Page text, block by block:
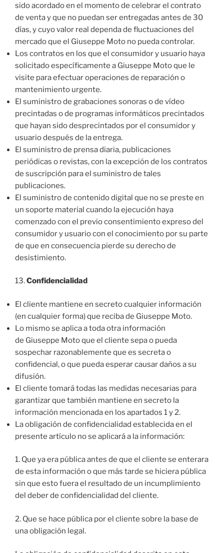
sido acordado en el momento de celebrar el contrato
de venta y que no puedan ser entregadas antes de 30
días, y cuyo valor real dependa de fluctuaciones del
mercado que el Giuseppe Moto no pueda controlar.
Los contratos en los que el consumidor y usuario haya
solicitado específicamente a Giuseppe Moto que le
visite para efectuar operaciones de reparación o
mantenimiento urgente.
El suministro de grabaciones sonoras o de vídeo
precintadas o de programas informáticos precintados
que hayan sido desprecintados por el consumidor y
usuario después de la entrega.
El suministro de prensa diaria, publicaciones
periódicas o revistas, con la excepción de los contratos
de suscripción para el suministro de tales
publicaciones.
El suministro de contenido digital que no se preste en
un soporte material cuando la ejecución haya
comenzado con el previo consentimiento expreso del
consumidor y usuario con el conocimiento por su parte
de que en consecuencia pierde su derecho de
desistimiento.
13.Confidencialidad
El cliente mantiene en secreto cualquier información
(en cualquier forma) que reciba de Giuseppe Moto.
Lo mismo se aplica a toda otra información
de Giuseppe Moto que el cliente sepa o pueda
sospechar razonablemente que es secreta o
confidencial, o que pueda esperar causar daños a su
difusión.
El cliente tomará todas las medidas necesarias para
garantizar que también mantiene en secreto la
información mencionada en los apartados 1 y 2.
La obligación de confidencialidad establecida en el
presente artículo no se aplicará a la información:
1. Que ya era pública antes de que el cliente se enterara
de esta información o que más tarde se hiciera pública
sin que esto fuera el resultado de un incumplimiento
del deber de confidencialidad del cliente.
2. Que se hace pública por el cliente sobre la base de
una obligación legal.